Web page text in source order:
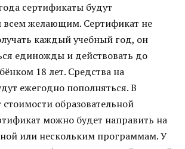
сертификаты будут
всем желающим. Сертификат не
каждый учебный год, он
единожды и действовать до
18 лет. Средства на
ежегодно пополняться. В
образовательной
можно будет направить на
или нескольким программам. У